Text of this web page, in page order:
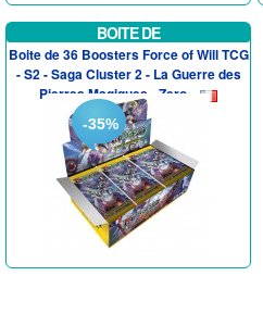
BOITE DE
Boite de 36 Boosters Force of Will TCG
- S2 - Saga Cluster 2 - La Guerre des
Pierres Magiques - Zero...
-35%